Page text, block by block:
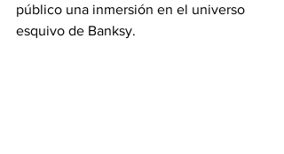
público una inmersión en el universo
esquivo de Banksy.